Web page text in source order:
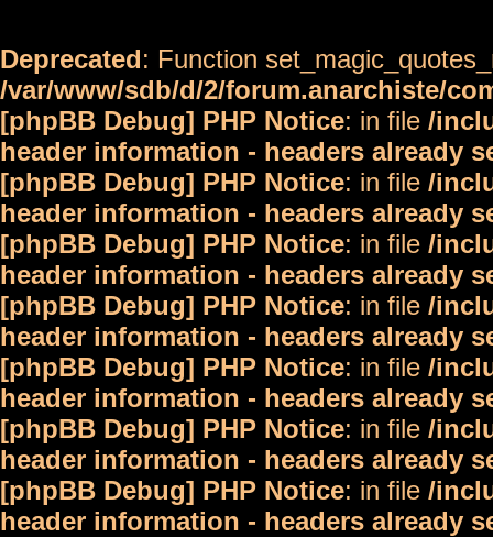
Deprecated: Function
/var/www/sdb/d/2/forum.anarchiste/
[phpBB Debug] PHP Notice: in file /
header information - headers already
[phpBB Debug] PHP Notice: in file /
header information - headers already
[phpBB Debug] PHP Notice: in file /
header information - headers already
[phpBB Debug] PHP Notice: in file /
header information - headers already
[phpBB Debug] PHP Notice: in file /
header information - headers already
[phpBB Debug] PHP Notice: in file /
header information - headers already
[phpBB Debug] PHP Notice: in file /
header information - headers already